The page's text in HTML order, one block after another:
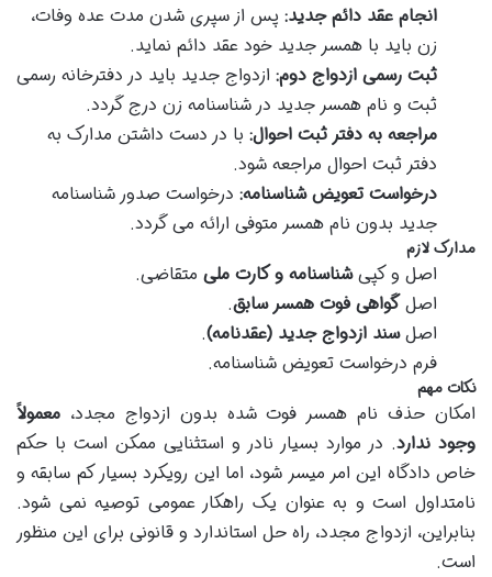
انجام عقد دائم جدید: پس از سپری شدن مدت عده وفات،
زن باید با همسر جدید خود عقد دائم نماید.
ثبت رسمی ازدواج دوم: ازدواج جدید باید در دفترخانه رسمی
ثبت و نام همسر جدید در شناسنامه زن درج گردد.
مراجعه به دفتر ثبت احوال: با در دست داشتن مدارک به
دفتر ثبت احوال مراجعه شود.
درخواست تعویض شناسنامه: درخواست صدور شناسنامه
جدید بدون نام همسر متوفی ارائه می گردد.
مدارک لازم
اصل و کپیشناسنامه و کارت ملی متقاضی.
اصلگواهی فوت همسر سابق.
اصلسند ازدواج جدید (عقدنامه).
فرم درخواست تعویض شناسنامه.
نکات مهم
امکان حذف نام همسر فوت شده بدون ازدواج مجدد، معمولاً
وجود ندارد. در موارد بسیار نادر و استثنایی ممکن است با حکم
خاص دادگاه این امر میسر شود، اما این رویکرد بسیار کم سابقه و
نامتداول است و به عنوان یک راهکار عمومی توصیه نمی شود.
بنابراین، ازدواج مجدد، راه حل استاندارد و قانونی برای این منظور
است.